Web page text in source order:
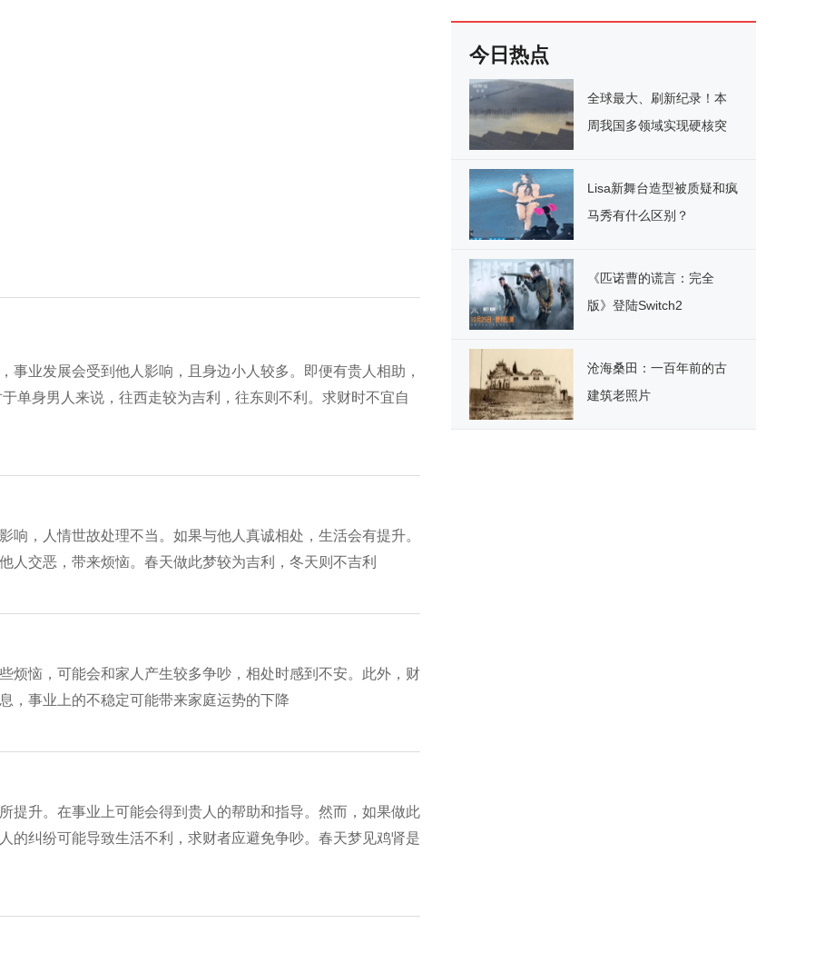
事业发展会受到他人影响，且身边小人较多。即便有贵人相助，
单身男人来说，往西走较为吉利，往东则不利。求财时不宜自
响，人情世故处理不当。如果与他人真诚相处，生活会有提升。
人交恶，带来烦恼。春天做此梦较为吉利，冬天则不吉利
烦恼，可能会和家人产生较多争吵，相处时感到不安。此外，财
，事业上的不稳定可能带来家庭运势的下降
提升。在事业上可能会得到贵人的帮助和指导。然而，如果做此
的纠纷可能导致生活不利，求财者应避免争吵。春天梦见鸡肾是
今日热点
全球最大、刷新纪录！本
周我国多领域实现硬核突
Lisa新舞台造型被质疑和疯
马秀有什么区别？
《匹诺曹的谎言：完全
版》登陆Switch2
沧海桑田：一百年前的古
建筑老照片